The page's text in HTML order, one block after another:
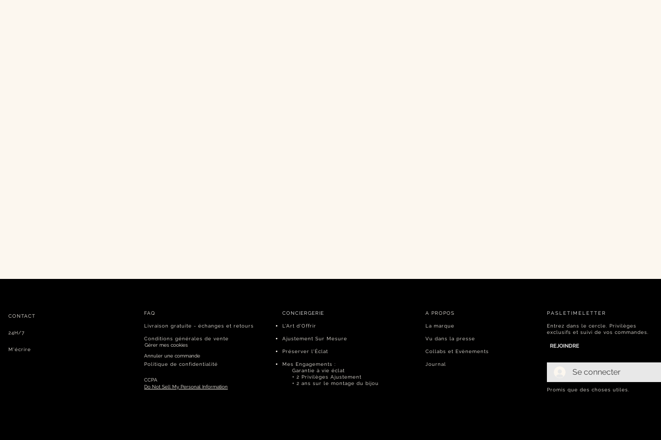
CONTACT
24H/7
M'écrire
FAQ
Livraison gratuite​ - échanges et retours
Conditions générales de vente
Politique de confidentialité
Do Not Sell My Personal Information
CCPA
Gérer mes cookies
Annuler une commande
CONCIERGERIE
L'Art d'Offrir
Ajustement Sur Mesure
Préserver l'Éclat
Mes Engagements :
Garantie à vie éclat
+ 2 Privilèges Ajustement
+ 2 ans sur le montage du bijou
A PROPOS
La marque
Vu dans la presse
Collabs et Evènements
Journal
PASLETIMELETTER​
Entrez dans le cercle. Privilèges
exclusifs et suivi de vos commandes.
Promis que des choses utiles.
REJOINDRE
Se connecter